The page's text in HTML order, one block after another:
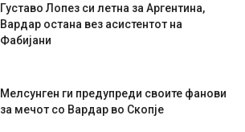
Густаво Лопез си летна за Аргентина,
Вардар остана вез асистентот на
Фабијани
Мелсунген ги предупреди своите фанови
за мечот со Вардар во Скопје